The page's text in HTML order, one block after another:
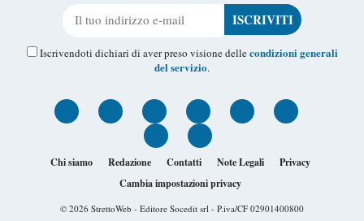
Iscrivendoti dichiari di aver preso visione dellecondizioni generali
del servizio.
Chi siamo Redazione Contatti Note Legali
Privacy
Cambia impostazioni privacy
© 2026 StrettoWeb - Editore Socedit srl - P.iva/CF 02901400800